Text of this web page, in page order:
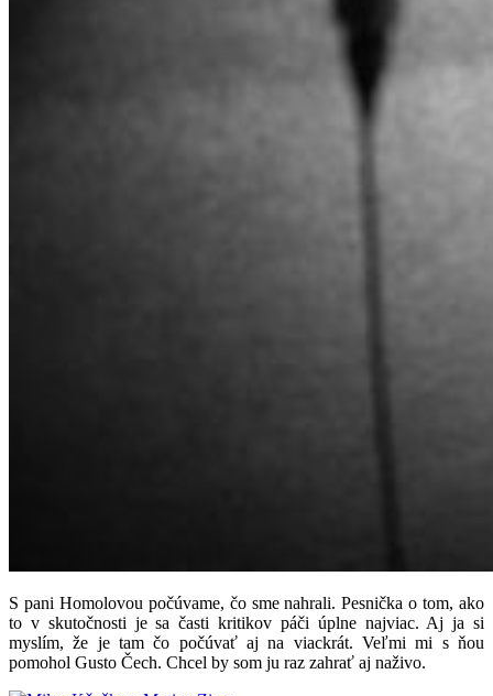
S pani Homolovou počúvame, čo sme nahrali. Pesnička o tom, ako
to v skutočnosti je sa časti kritikov páči úplne najviac. Aj ja si
myslím, že je tam čo počúvať aj na viackrát. Veľmi mi s ňou
pomohol Gusto Čech. Chcel by som ju raz zahrať aj naživo.